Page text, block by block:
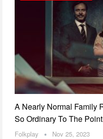
A Nearly Normal Family
So Ordinary To The
Folkplay Nov 25, 2023